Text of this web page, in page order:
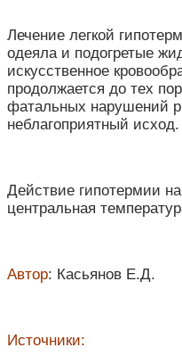
Лечение легкой
одеяла и подогретые
искусственное
продолжается до тех
фатальных нарушений
неблагоприятный
Действие гипотермии
центральная
Автор: Касьянов Е.Д.
Источники: